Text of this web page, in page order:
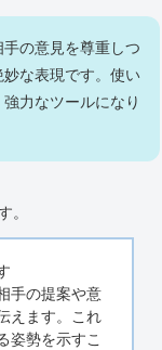
手の意見を尊重しつ
な表現です。使い
力なツールになり
。
手の提案や意
えます。これ
姿勢を示すこ